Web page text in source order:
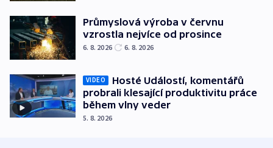
Průmyslová výroba v červnu
vzrostla nejvíce od prosince
6. 8. 2026 6. 8. 2026
VIDEO
Hosté Událostí, komentářů
probrali klesající produktivitu práce
během vlny veder
5. 8. 2026